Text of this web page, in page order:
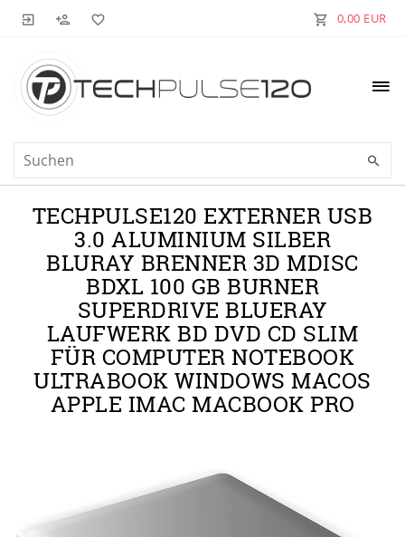
0,00 EUR
TECHPULSE120 EXTERNER USB
3.0 ALUMINIUM SILBER
BLURAY BRENNER 3D MDISC
BDXL 100 GB BURNER
SUPERDRIVE BLUERAY
LAUFWERK BD DVD CD SLIM
FÜR COMPUTER NOTEBOOK
ULTRABOOK WINDOWS MACOS
APPLE IMAC MACBOOK PRO